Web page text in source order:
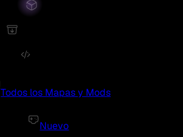
Todos los Mapas y Mods
Nuevo